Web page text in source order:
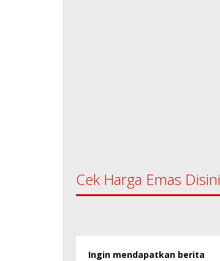
Cek Harga Emas Disini
Ingin mendapatkan berita